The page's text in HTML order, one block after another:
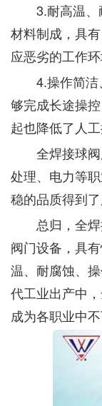
3.耐高温、
材料制成，具
应恶劣的工作环
4.操作简洁
够完成长途操
起也降低了人
全焊接球阀
处理、电力等
稳的品质得到了
总归，全焊
阀门设备，具
温、耐腐蚀、
代工业出产中
成为各职业中